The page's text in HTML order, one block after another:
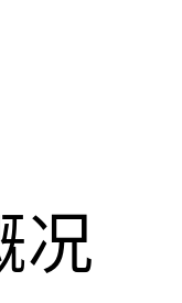
况